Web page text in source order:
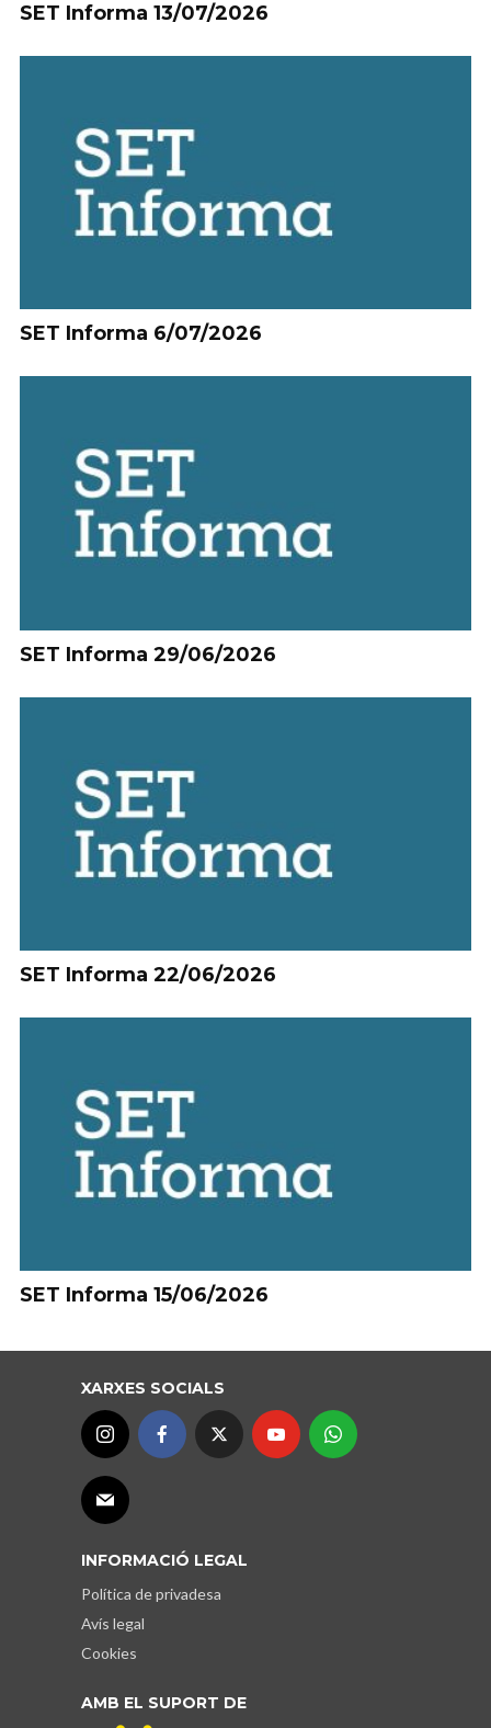
SET Informa 13/07/2026
SET Informa 6/07/2026
SET Informa 29/06/2026
SET Informa 22/06/2026
SET Informa 15/06/2026
XARXES SOCIALS
INFORMACIÓ LEGAL
Política de privadesa
Avís legal
Cookies
AMB EL SUPORT DE